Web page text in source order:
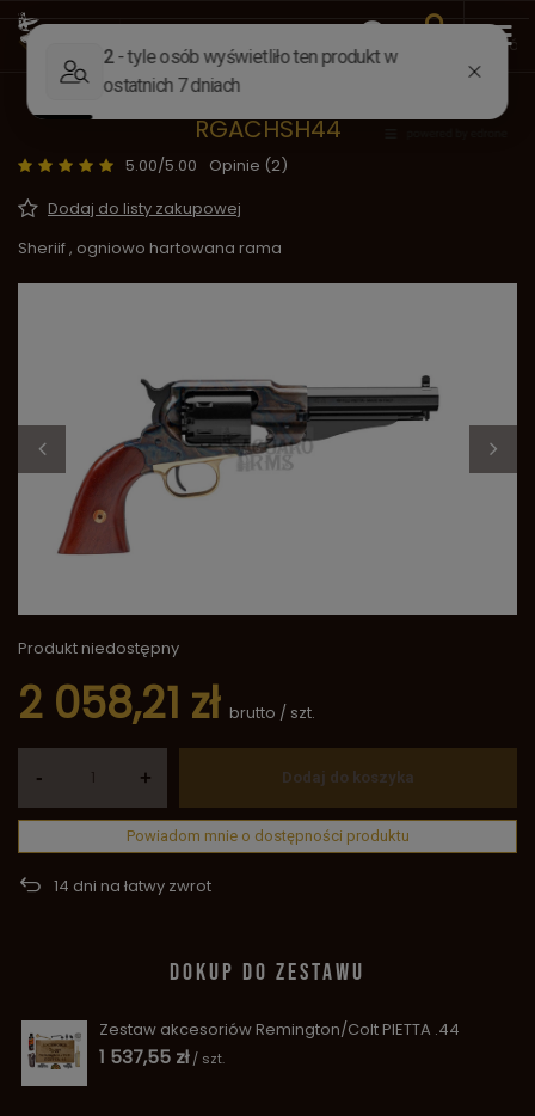
Strona główna Okresy Historyczne Dziki Zachód
Rewolwer czarnoprochowy Remington
RGACHSH44
5.00/5.00
Opinie (2)
Dodaj do listy zakupowej
Sheriif , ogniowo hartowana rama
Produkt niedostępny
2 058,21 zł brutto / szt.
- + Dodaj do koszyka
Powiadom mnie o dostępności produktu
14 dni na łatwy zwrot
DOKUP DO ZESTAWU
Zestaw akcesoriów Remington/Colt PIETTA .44
1 537,55 zł / szt.